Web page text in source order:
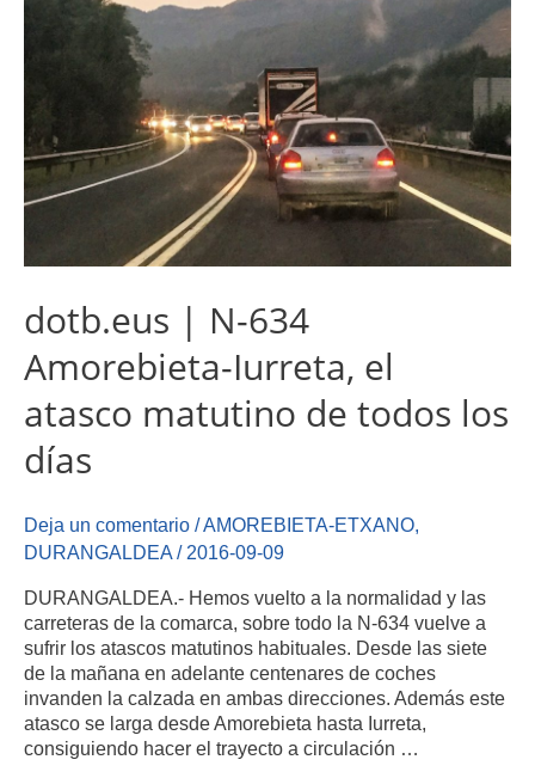
dotb.eus | N-634
Amorebieta-Iurreta, el
atasco matutino de todos los
días
Deja un comentario /AMOREBIETA-ETXANO,
DURANGALDEA / 2016-09-09
DURANGALDEA.- Hemos vuelto a la normalidad y las
carreteras de la comarca, sobre todo la N-634 vuelve a
sufrir los atascos matutinos habituales. Desde las siete
de la mañana en adelante centenares de coches
invanden la calzada en ambas direcciones. Además este
atasco se larga desde Amorebieta hasta Iurreta,
consiguiendo hacer el trayecto a circulación …